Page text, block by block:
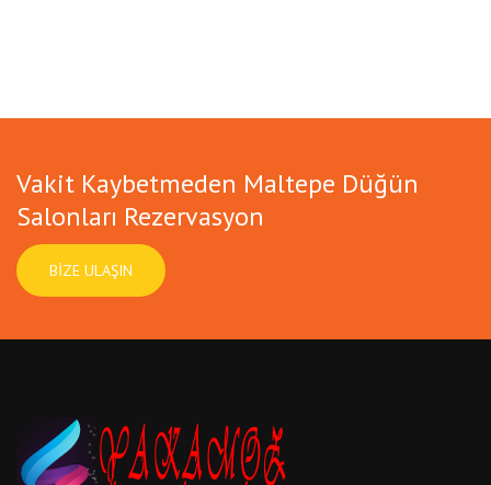
Vakit Kaybetmeden Maltepe Düğün
Salonları Rezervasyon
BIZE ULAŞIN